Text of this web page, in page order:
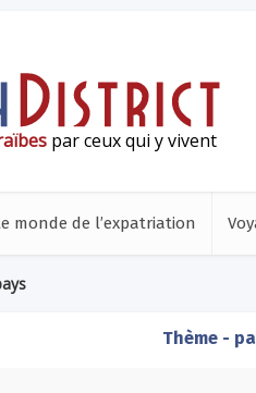
par ceux qui y vivent
monde de l’expatriation
Thème -